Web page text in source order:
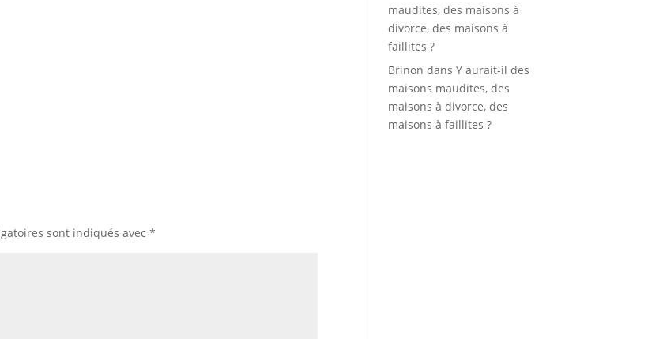
sont indiqués avec*
maudites, des maisons à
divorce, des maisons à
faillites ?
Brinon dansY aurait-il des
maisons maudites, des
maisons à divorce, des
maisons à faillites ?